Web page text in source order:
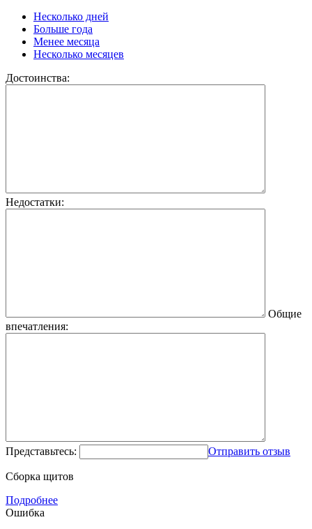
Несколько дней
Больше года
Менее месяца
Несколько месяцев
Достоинства:
Недостатки:
Общие
впечатления:
Представьтесь: Отправить отзыв
Сборка щитов
Подробнее
Ошибка